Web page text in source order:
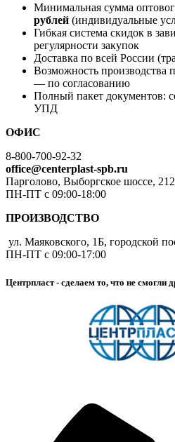
Минимальная сумма
рублей (индивидуальные
Гибкая система скидок в
регулярности закупок
Доставка по всей России
Возможность производства
— по согласованию
Полный пакет документов:
УПД
ОФИС
8-800-700-92-32
office@centerplast-spb.ru
Парголово, Выборгское шоссе,
ПН-ПТ с 09:00-18:00
ПРОИЗВОДСТВО
ул. Маяковского, 1Б, городской
ПН-ПТ с 09:00-17:00
Центрпласт - сделаем то, что не смогли